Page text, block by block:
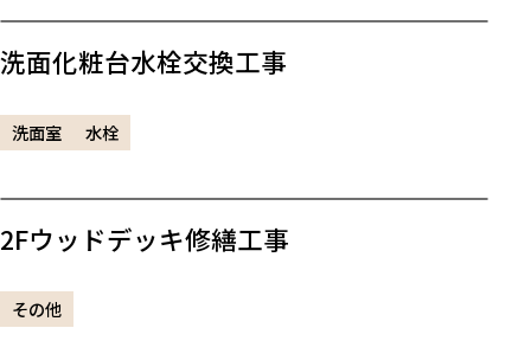
洗面化粧台水栓交換工事
洗面室 水栓
2Fウッドデッキ修繕工事
その他